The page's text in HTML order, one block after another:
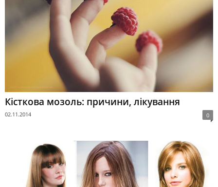
Кісткова мозоль: причини, лікування
02.11.2014 0